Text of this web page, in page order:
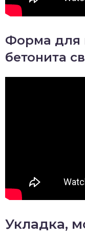
Форма для
бетонита
Укладка,